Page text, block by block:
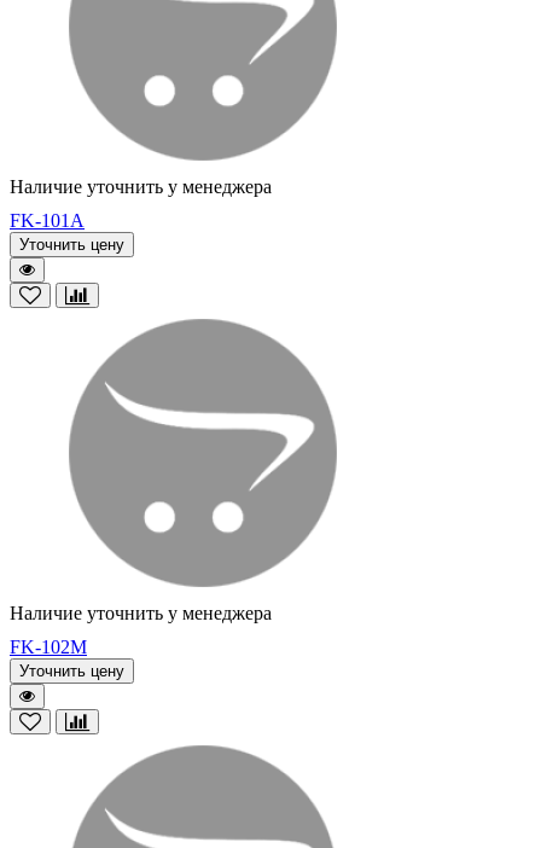
Наличие уточнить у менеджера
FK-101A
Уточнить цену
Наличие уточнить у менеджера
FK-102M
Уточнить цену